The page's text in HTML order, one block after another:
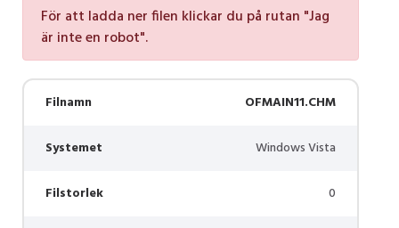
För att ladda ner filen klickar du på rutan "Jag
är inte en robot".
Filnamn OFMAIN11.CHM
Systemet Windows Vista
Filstorlek 0